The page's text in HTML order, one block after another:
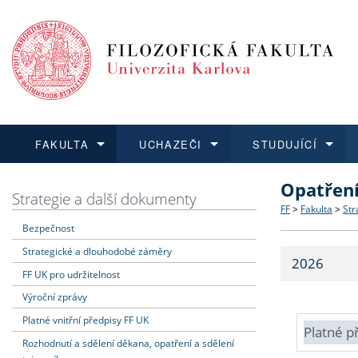
FAKULTA
Dozvědět se více
Struktura
Strategie
Fakultní
UCHAZEČI
Podat přihlášku
Co
Učitelské
STUDUJÍCÍ
Dozvědět se více
Dozvědět se více
O vědě a
Dozvědět se více
Aktuální
Strategie a další dokumenty
Bezpečnost
Strategické a dlouhodobé záměry
FF UK pro udržitelnost
Výroční zprávy
Platné vnitřní předpisy FF UK
Rozhodnutí a sdělení děkana, opatření a sdělení
FF > Fakulta >
2026
Platné